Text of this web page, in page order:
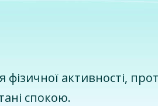
активності,
спокою.